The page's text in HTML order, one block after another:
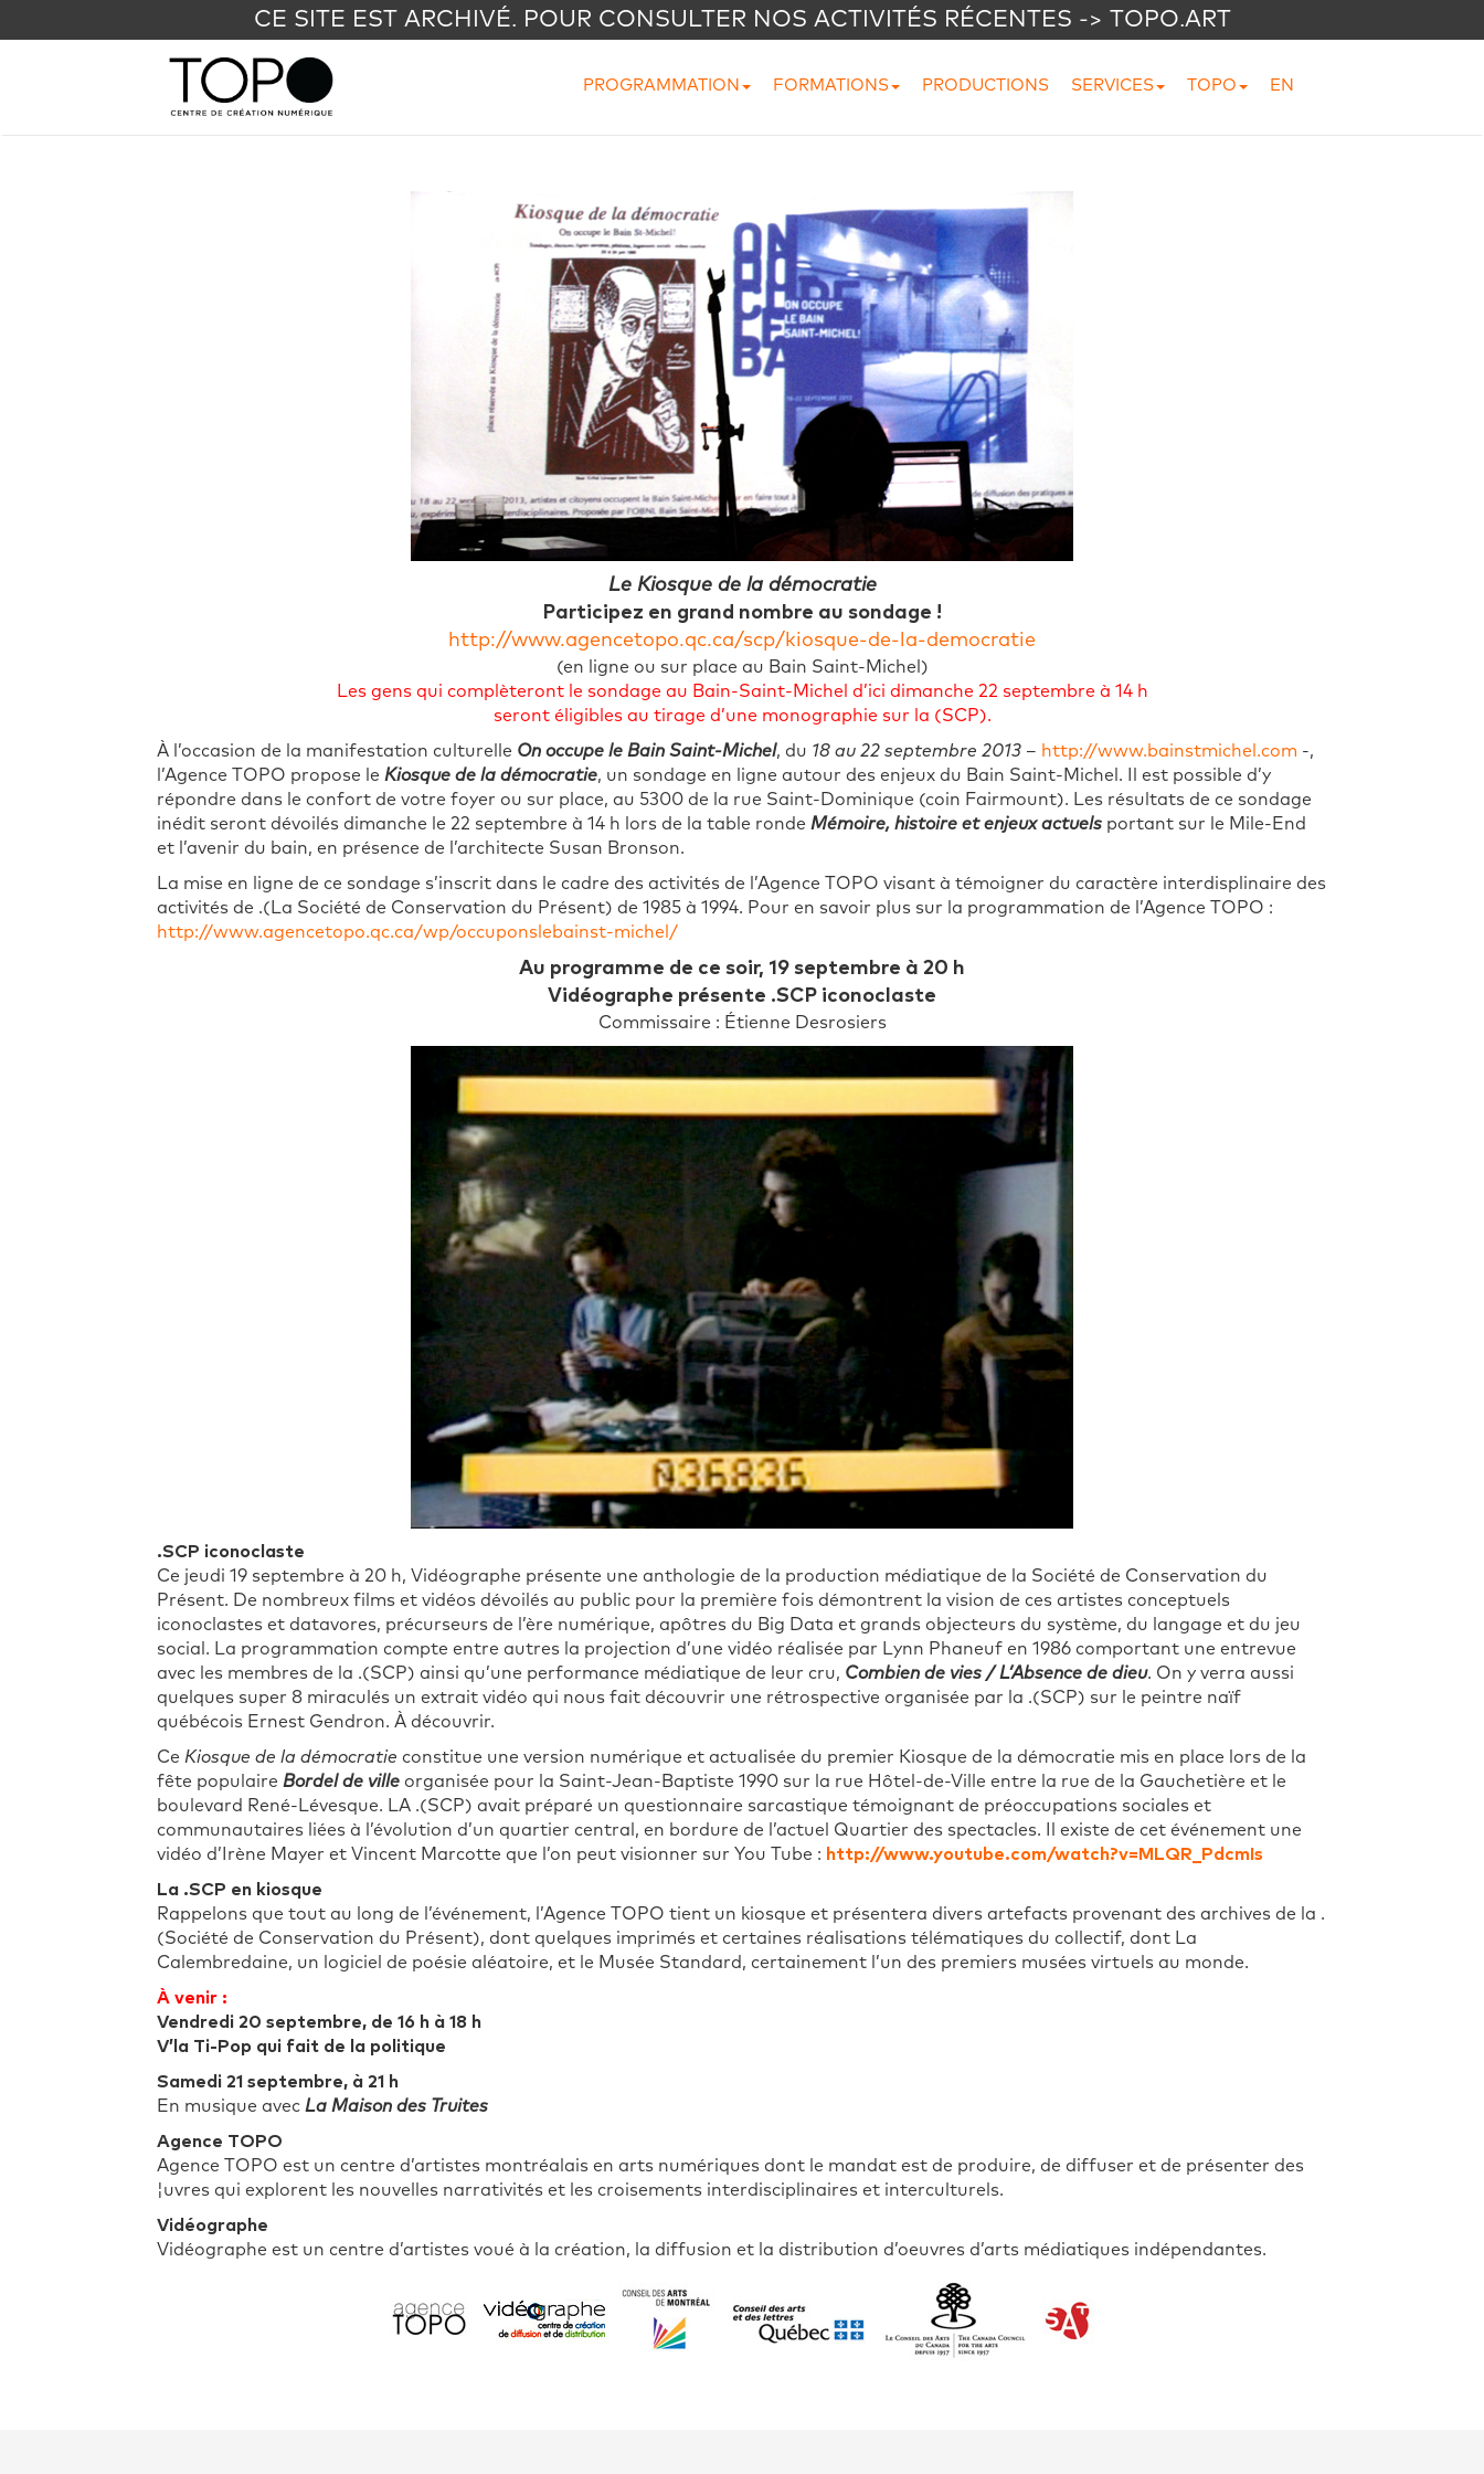
CE SITE EST ARCHIVÉ. POUR CONSULTER NOS ACTIVITÉS RÉCENTES -> TOPO.ART
PROGRAMMATION FORMATIONS PRODUCTIONS SERVICES TOPO EN
Le Kiosque de la démocratie
Participez en grand nombre au sondage !
http://www.agencetopo.qc.ca/scp/kiosque-de-la-democratie
(en ligne ou sur place au Bain Saint-Michel)
Les gens qui complèteront le sondage au Bain-Saint-Michel d’ici dimanche 22 septembre à 14 h
seront éligibles au tirage d’une monographie sur la (SCP).
À l’occasion de la manifestation culturelle On occupe le Bain Saint-Michel, du 18 au 22 septembre 2013 – http://www.bainstmichel.com -,
l’Agence TOPO propose le Kiosque de la démocratie, un sondage en ligne autour des enjeux du Bain Saint-Michel. Il est possible d’y
répondre dans le confort de votre foyer ou sur place, au 5300 de la rue Saint-Dominique (coin Fairmount). Les résultats de ce sondage
inédit seront dévoilés dimanche le 22 septembre à 14 h lors de la table ronde Mémoire, histoire et enjeux actuels portant sur le Mile-End
et l’avenir du bain, en présence de l’architecte Susan Bronson.
La mise en ligne de ce sondage s’inscrit dans le cadre des activités de l’Agence TOPO visant à témoigner du caractère interdisplinaire des
activités de .(La Société de Conservation du Présent) de 1985 à 1994. Pour en savoir plus sur la programmation de l’Agence TOPO :
http://www.agencetopo.qc.ca/wp/occuponslebainst-michel/
Au programme de ce soir, 19 septembre à 20 h
Vidéographe présente .SCP iconoclaste
Commissaire : Étienne Desrosiers
.SCP iconoclaste
Ce jeudi 19 septembre à 20 h, Vidéographe présente une anthologie de la production médiatique de la Société de Conservation du
Présent. De nombreux films et vidéos dévoilés au public pour la première fois démontrent la vision de ces artistes conceptuels
iconoclastes et datavores, précurseurs de l’ère numérique, apôtres du Big Data et grands objecteurs du système, du langage et du jeu
social. La programmation compte entre autres la projection d’une vidéo réalisée par Lynn Phaneuf en 1986 comportant une entrevue
avec les membres de la .(SCP) ainsi qu’une performance médiatique de leur cru, Combien de vies / L’Absence de dieu. On y verra aussi
quelques super 8 miraculés un extrait vidéo qui nous fait découvrir une rétrospective organisée par la .(SCP) sur le peintre naïf
québécois Ernest Gendron. À découvrir.
Ce Kiosque de la démocratie constitue une version numérique et actualisée du premier Kiosque de la démocratie mis en place lors de la
fête populaire Bordel de ville organisée pour la Saint-Jean-Baptiste 1990 sur la rue Hôtel-de-Ville entre la rue de la Gauchetière et le
boulevard René-Lévesque. LA .(SCP) avait préparé un questionnaire sarcastique témoignant de préoccupations sociales et
communautaires liées à l’évolution d’un quartier central, en bordure de l’actuel Quartier des spectacles. Il existe de cet événement une
vidéo d’Irène Mayer et Vincent Marcotte que l’on peut visionner sur You Tube : http://www.youtube.com/watch?v=MLQR_PdcmIs
La .SCP en kiosque
Rappelons que tout au long de l’événement, l’Agence TOPO tient un kiosque et présentera divers artefacts provenant des archives de la .
(Société de Conservation du Présent), dont quelques imprimés et certaines réalisations télématiques du collectif, dont La
Calembredaine, un logiciel de poésie aléatoire, et le Musée Standard, certainement l’un des premiers musées virtuels au monde.
À venir :
Vendredi 20 septembre, de 16 h à 18 h
V’la Ti-Pop qui fait de la politique
Samedi 21 septembre, à 21 h
En musique avec La Maison des Truites
Agence TOPO
Agence TOPO est un centre d’artistes montréalais en arts numériques dont le mandat est de produire, de diffuser et de présenter des
¦uvres qui explorent les nouvelles narrativités et les croisements interdisciplinaires et interculturels.
Vidéographe
Vidéographe est un centre d’artistes voué à la création, la diffusion et la distribution d’oeuvres d’arts médiatiques indépendantes.